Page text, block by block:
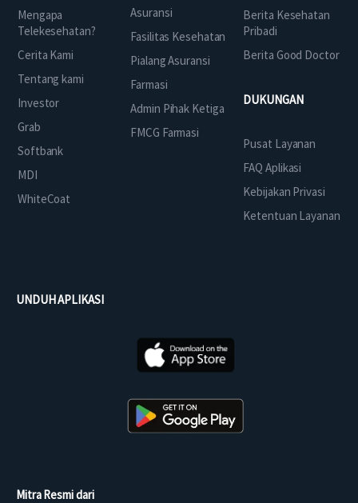
Mengapa
Telekesehatan?
Cerita Kami
Tentang kami
Investor
Grab
Softbank
MDI
WhiteCoat
Asuransi
Fasilitas Kesehatan
Pialang Asuransi
Farmasi
Admin Pihak Ketiga
FMCG Farmasi
Berita Kesehatan
Pribadi
Berita Good Doctor
DUKUNGAN
Pusat Layanan
FAQ Aplikasi
Kebijakan Privasi
Ketentuan Layanan
UNDUH APLIKASI
Mitra Resmi dari